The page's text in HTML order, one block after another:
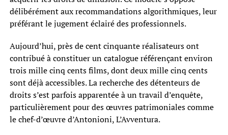
délibérément aux recommandations algorithmiques, leur
préférant le jugement éclairé des professionnels.
Aujourd’hui, près de cent cinquante réalisateurs ont
contribué à constituer un catalogue référençant environ
trois mille cinq cents films, dont deux mille cinq cents
sont déjà accessibles. La recherche des détenteurs de
droits s’est parfois apparentée à un travail d’enquête,
particulièrement pour des œuvres patrimoniales comme
le chef-d’œuvre d’Antonioni, L’Avventura.